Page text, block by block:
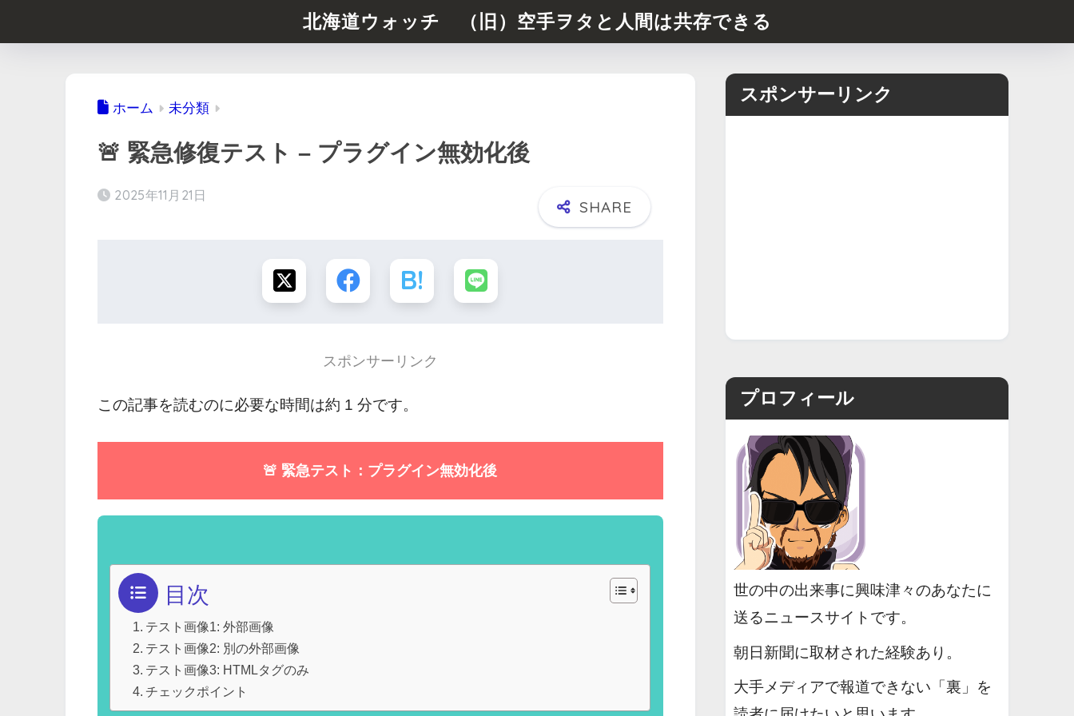
北海道ウォッチ （旧）空手ヲタと人間は共存できる
ホーム 未分類
🚨 緊急修復テスト – プラグイン無効化後
2025年11月21日
スポンサーリンク
この記事を読むのに必要な時間は約 1 分です。
🚨 緊急テスト：プラグイン無効化後
目次
テスト画像1: 外部画像
テスト画像2: 別の外部画像
テスト画像3: HTMLタグのみ
チェックポイント
スポンサーリンク
プロフィール
世の中の出来事に興味津々のあなたに
送るニュースサイトです。
朝日新聞に取材された経験あり。
大手メディアで報道できない「裏」を